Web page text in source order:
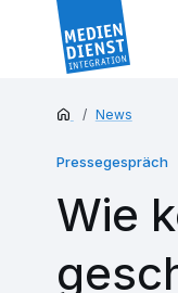
News
Pressegespräch
Wie